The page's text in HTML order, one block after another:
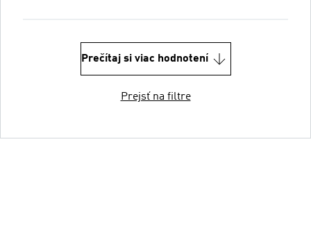
Prečítaj si viac hodnotení
Prejsť na filtre